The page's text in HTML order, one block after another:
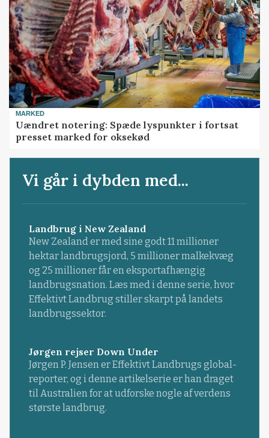
MARKED
Uændret notering: Spæde lyspunkter i fortsat
presset marked for oksekød
Vi går i dybden med...
Landbrug i New Zealand
New Zealand er med sine godt 11 millioner
hektar landbrugsjord, 5 millioner malkekvæg
og 25 millioner får en eksportafhængig
landbrugsnation. Læs med i denne serie, hvor
Effektivt Landbrug stiller skarpt på landets
landbrugssektor.
Jørgen rejser Down Under
Jørgen P. Jensen er Effektivt Landbrugs global-
reporter, og i denne artikelserie er han draget
til Australien for at udforske nogle af verdens
største landbrug.